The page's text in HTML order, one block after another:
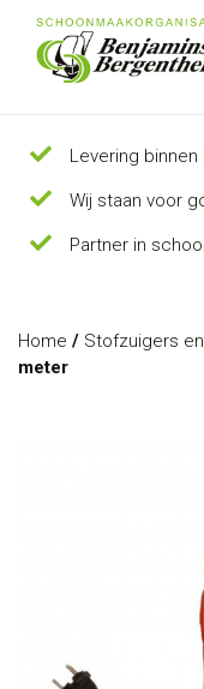
Levering
Wij staan voor
Partner in
Home / Stofzuigers
meter